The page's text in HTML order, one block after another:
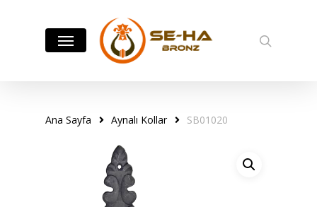
Menu
Ana Sayfa Aynalı Kollar SB01020